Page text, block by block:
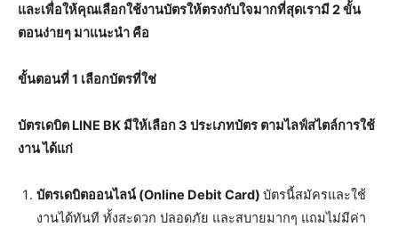
และเพื่อให้คุณเลือกใช้งานบัตรให้ตรงกับใจมากที่สุดเรามี 2 ขั้น
ตอนง่ายๆ มาแนะนำ คือ
ขั้นตอนที่ 1 เลือกบัตรที่ใช่
บัตรเดบิต LINE BK มีให้เลือก 3 ประเภทบัตร ตามไลฟ์สไตล์การใช้
งาน ได้แก่
บัตรเดบิตออนไลน์ (Online Debit Card) บัตรนี้สมัครและใช้
งานได้ทันที ทั้งสะดวก ปลอดภัย และสบายมากๆ แถมไม่มีค่า